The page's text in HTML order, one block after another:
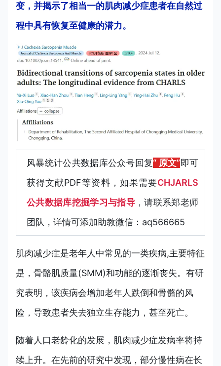
变，并揭示了相当一的肌肉减少症患者在自然过
程中具有恢复至健康的潜力。
风暴统计公共数据库公众号回复“ 原文”即可
获得文献PDF等资料， 如果需要CHJARLS
公共数据库挖掘学习与指导 ，请联系郑老师
团队，详情可添加助教微信：aq566665
肌肉减少症是老年人中常见的一类疾病,主要特征
是，骨骼肌质量(SMM)和功能的逐渐丧失。有研
究表明，该疾病会增加老年人跌倒和骨骼的风
险，导致患者失去独立生存能力，甚至死亡。
随着人口老龄化的发展，肌肉减少症发病率将持
续上升。在先前的研究中发现，部分慢性病在长